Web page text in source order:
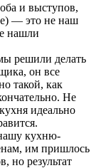
и выступов,
— это не наш
нашли
решили делать
он все
такой, как
Не
идеально
кухню-
им пришлось
но результат